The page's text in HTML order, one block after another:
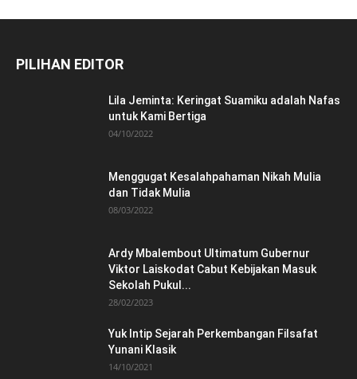
PILIHAN EDITOR
Lila Jeminta: Keringat Suamiku adalah Nafas
untuk Kami Bertiga
04/10/2022
Menggugat Kesalahpahaman Nikah Mulia
dan Tidak Mulia
08/03/2022
Ardy Mbalembout Ultimatum Gubernur
Viktor Laiskodat Cabut Kebijakan Masuk
Sekolah Pukul...
28/02/2023
Yuk Intip Sejarah Perkembangan Filsafat
Yunani Klasik
14/10/2021